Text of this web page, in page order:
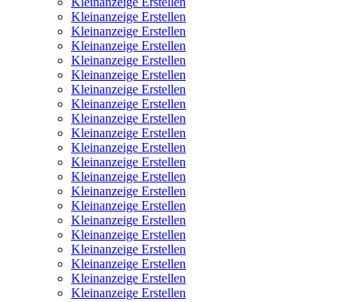
Kleinanzeige Erstellen
Kleinanzeige Erstellen
Kleinanzeige Erstellen
Kleinanzeige Erstellen
Kleinanzeige Erstellen
Kleinanzeige Erstellen
Kleinanzeige Erstellen
Kleinanzeige Erstellen
Kleinanzeige Erstellen
Kleinanzeige Erstellen
Kleinanzeige Erstellen
Kleinanzeige Erstellen
Kleinanzeige Erstellen
Kleinanzeige Erstellen
Kleinanzeige Erstellen
Kleinanzeige Erstellen
Kleinanzeige Erstellen
Kleinanzeige Erstellen
Kleinanzeige Erstellen
Kleinanzeige Erstellen